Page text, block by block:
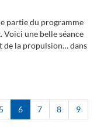
partie du programme
Voici une belle séance
de la propulsion… dans
Page
5
Page
courante
6 Page
7 Page
8 Page
9